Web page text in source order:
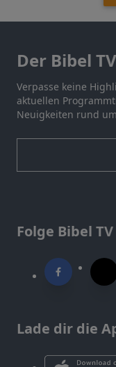
Der Bibel
Verpasse keine
aktuellen
Neuigkeiten rund
Folge Bibel
Lade dir die